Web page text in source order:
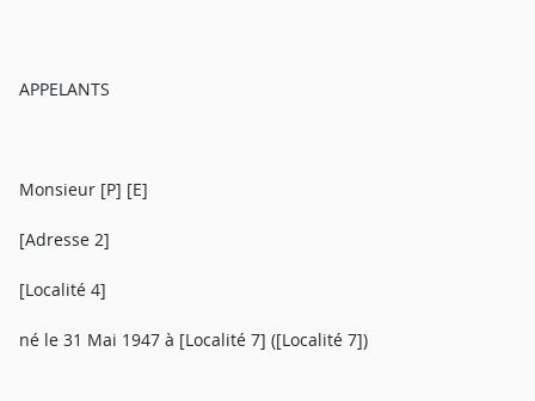
APPELANTS
Monsieur [P] [E]
[Adresse 2]
[Localité 4]
né le 31 Mai 1947 à [Localité 7] ([Localité 7])